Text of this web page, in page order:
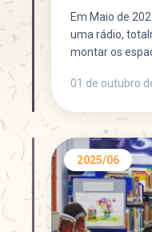
Em Maio de
uma rádio,
montar os
01 de outubro
2025/06